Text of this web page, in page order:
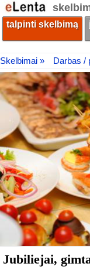
talpinti skelbimą
Skelbimai » Darbas /
Jubiliejai,